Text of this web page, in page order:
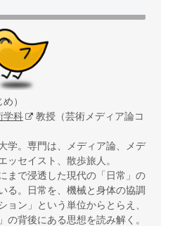
）
学科
教授（芸術メディア論コ
学。専門は、メディア論、メデ
ッセイスト、散歩旅人。
まで浸透した現代の「日常」の
る。日常を、機械と身体の協調
ョン」という単位からとらえ、
の背後にある思想を読み解く。